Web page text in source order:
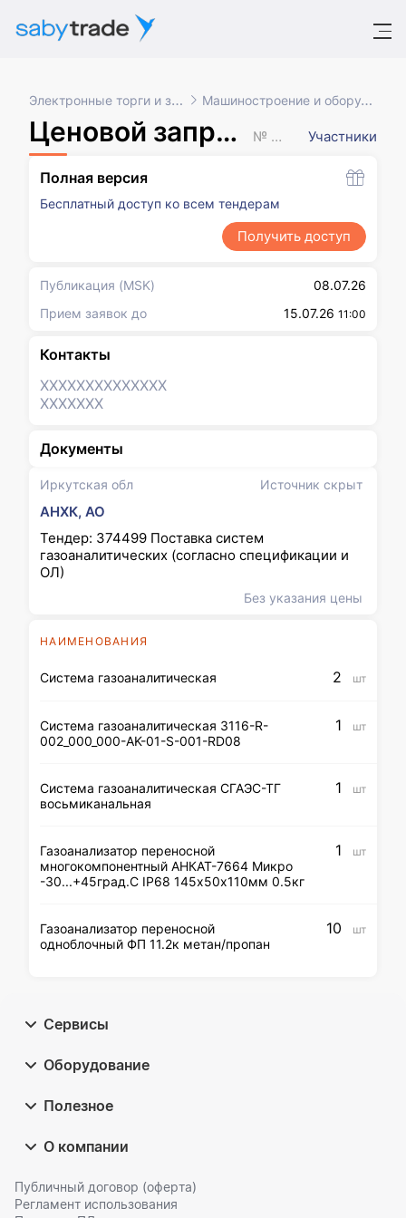
Электронные торги и закупки Машиностроение и оборудование
Ценовой запрос (с закрытыми ценами) № XXXXXXX Участники
Иркутская обл Источник скрыт
АНХК, АО
Тендер: 374499 Поставка систем
газоаналитических (согласно спецификации и
ОЛ)
Без указания цены
НАИМЕНОВАНИЯ
Система газоаналитическая 2 шт
Система газоаналитическая 3116-R-
002_000_000-AK-01-S-001-RD08
1 шт
Система газоаналитическая СГАЭС-ТГ
восьмиканальная
1 шт
Газоанализатор переносной
многокомпонентный АНКАТ-7664 Микро
-30...+45град.C IP68 145х50х110мм 0.5кг
1 шт
Газоанализатор переносной
одноблочный ФП 11.2к метан/пропан
10 шт
Полная версия
Бесплатный доступ ко всем тендерам
Получить доступ
Публикация (MSK)
08.07.26
Прием заявок до
15.07.26 11:00
Контакты
XXXXXXXXXXXXXX
XXXXXXX
Документы
Сервисы
Оборудование
Полезное
О компании
Публичный договор (оферта)
Регламент использования